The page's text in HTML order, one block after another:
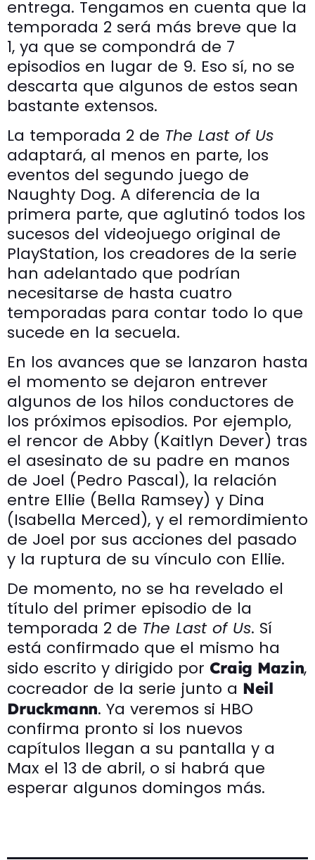
entrega. Tengamos en cuenta que la
temporada 2 será más breve que la
1, ya que se compondrá de 7
episodios en lugar de 9. Eso sí, no se
descarta que algunos de estos sean
bastante extensos.
La temporada 2 de The Last of Us
adaptará, al menos en parte, los
eventos del segundo juego de
Naughty Dog. A diferencia de la
primera parte, que aglutinó todos los
sucesos del videojuego original de
PlayStation, los creadores de la serie
han adelantado que podrían
necesitarse de hasta cuatro
temporadas para contar todo lo que
sucede en la secuela.
En los avances que se lanzaron hasta
el momento se dejaron entrever
algunos de los hilos conductores de
los próximos episodios. Por ejemplo,
el rencor de Abby (Kaitlyn Dever) tras
el asesinato de su padre en manos
de Joel (Pedro Pascal), la relación
entre Ellie (Bella Ramsey) y Dina
(Isabella Merced), y el remordimiento
de Joel por sus acciones del pasado
y la ruptura de su vínculo con Ellie.
De momento, no se ha revelado el
título del primer episodio de la
temporada 2 de The Last of Us. Sí
está confirmado que el mismo ha
sido escrito y dirigido por Craig Mazin,
cocreador de la serie junto a Neil
Druckmann. Ya veremos si HBO
confirma pronto si los nuevos
capítulos llegan a su pantalla y a
Max el 13 de abril, o si habrá que
esperar algunos domingos más.